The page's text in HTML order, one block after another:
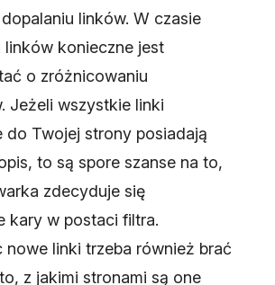
linków. W czasie
linków konieczne jest
o zróżnicowaniu
Jeżeli wszystkie linki
do Twojej strony posiadają
to są spore szanse na to,
zdecyduje się
kary w postaci filtra.
nowe linki trzeba również brać
z jakimi stronami są one